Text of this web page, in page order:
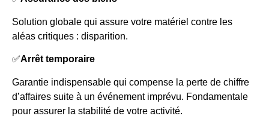
Solution globale qui assure votre matériel contre les
aléas critiques : disparition.
✅Arrêt temporaire
Garantie indispensable qui compense la perte de chiffre
d’affaires suite à un événement imprévu. Fondamentale
pour assurer la stabilité de votre activité.